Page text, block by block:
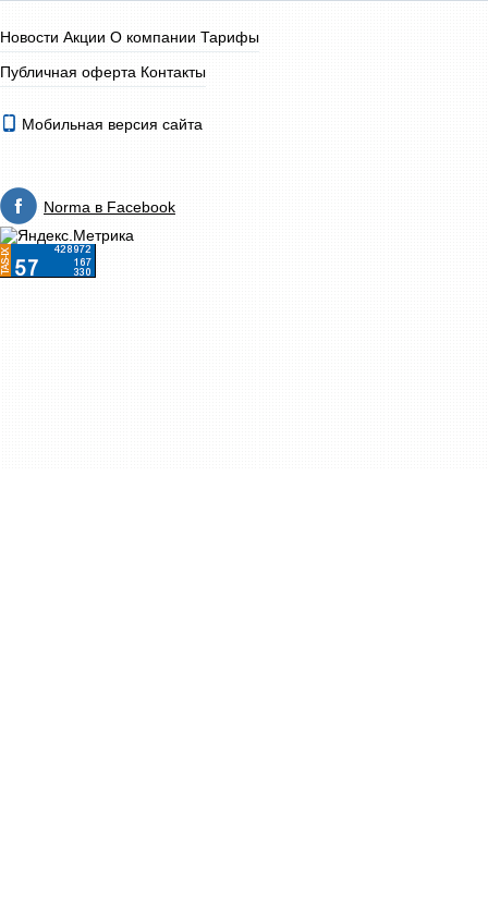
Новости Акции О компании Тарифы
Публичная оферта Контакты
Мобильная версия сайта
Norma в Facebook